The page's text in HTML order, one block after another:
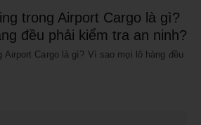
trong Airport Cargo là gì?
đều phải kiểm tra an ninh?
Airport Cargo là gì? Vì sao mọi lô hàng đều